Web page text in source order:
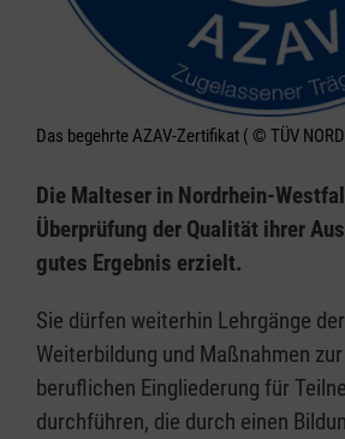
Das begehrte AZAV-Zertifikat ( © TÜV NORD
Die Malteser in Nordrhein-
Überprüfung der Qualität ihrer
gutes Ergebnis erzielt.
Sie dürfen weiterhin Lehrgänge
Weiterbildung und Maßnahmen
beruflichen Eingliederung für
durchführen, die durch einen